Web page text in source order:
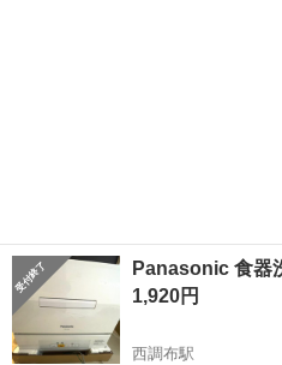
Panasonic 食器
1,920円
西調布駅